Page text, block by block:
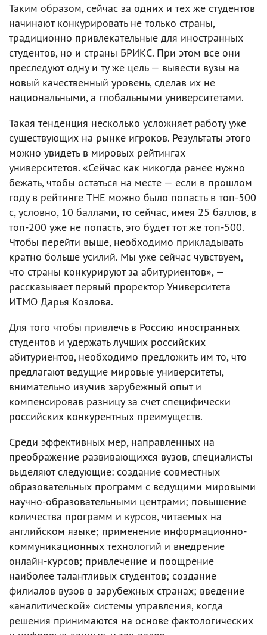
Таким образом, сейчас за одних и тех же студентов
начинают конкурировать не только страны,
традиционно привлекательные для иностранных
студентов, но и страны БРИКС. При этом все они
преследуют одну и ту же цель — вывести вузы на
новый качественный уровень, сделав их не
национальными, а глобальными университетами.
Такая тенденция несколько усложняет работу уже
существующих на рынке игроков. Результаты этого
можно увидеть в мировых рейтингах
университетов. «Сейчас как никогда ранее нужно
бежать, чтобы остаться на месте — если в прошлом
году в рейтинге THE можно было попасть в топ-500
с, условно, 10 баллами, то сейчас, имея 25 баллов, в
топ-200 уже не попасть, это будет тот же топ-500.
Чтобы перейти выше, необходимо прикладывать
кратно больше усилий. Мы уже сейчас чувствуем,
что страны конкурируют за абитуриентов», —
рассказывает первый проректор Университета
ИТМО Дарья Козлова.
Для того чтобы привлечь в Россию иностранных
студентов и удержать лучших российских
абитуриентов, необходимо предложить им то, что
предлагают ведущие мировые университеты,
внимательно изучив зарубежный опыт и
компенсировав разницу за счет специфически
российских конкурентных преимуществ.
Среди эффективных мер, направленных на
преображение развивающихся вузов, специалисты
выделяют следующие: cоздание совместных
образовательных программ с ведущими мировыми
научно-образовательными центрами; повышение
количества программ и курсов, читаемых на
английском языке; применение информационно-
коммуникационных технологий и внедрение
онлайн-курсов; привлечение и поощрение
наиболее талантливых студентов; создание
филиалов вузов в зарубежных странах; введение
«аналитической» системы управления, когда
решения принимаются на основе фактологических